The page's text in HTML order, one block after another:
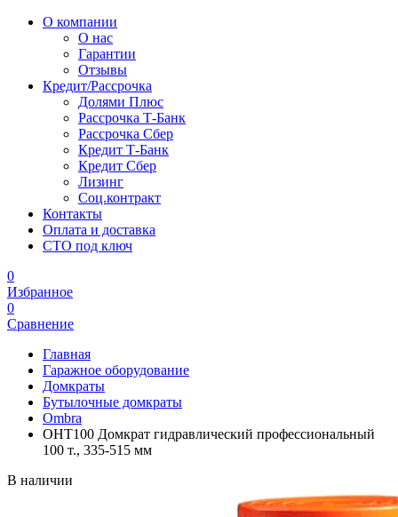
О компании
О нас
Гарантии
Отзывы
Кредит/Рассрочка
Долями Плюс
Рассрочка Т-Банк
Рассрочка Сбер
Кредит Т-Банк
Кредит Сбер
Лизинг
Соц.контракт
Контакты
Оплата и доставка
СТО под ключ
0
Избранное
0
Сравнение
Главная
Гаражное оборудование
Домкраты
Бутылочные домкраты
Ombra
OHT100 Домкрат гидравлический профессиональный
100 т., 335-515 мм
В наличии